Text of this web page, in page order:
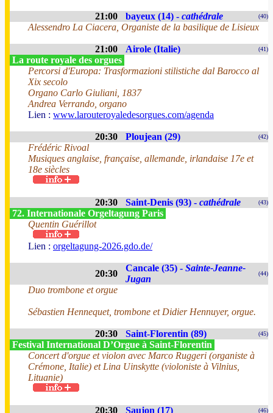
21:00 bayeux (14) - cathédrale (40)
Alessendro La Ciacera, Organiste de la basilique de Lisieux
21:00 Airole (Italie) (41)
La route royale des orgues
Percorsi d'Europa: Trasformazioni stilistiche dal Barocco al
Xix secolo
Organo Carlo Giuliani, 1837
Andrea Verrando, organo
Lien : www.larouteroyaledesorgues.com/agenda
20:30 Ploujean (29) (42)
Frédéric Rivoal
Musiques anglaise, française, allemande, irlandaise 17e et
18e siècles
20:30 Saint-Denis (93) - cathédrale (43)
72. Internationale Orgeltagung Paris
Quentin Guérillot
Lien : orgeltagung-2026.gdo.de/
20:30
Cancale (35) - Sainte-Jeanne-
Jugan
(44)
Duo trombone et orgue
Sébastien Hennequet, trombone et Didier Hennuyer, orgue.
20:30 Saint-Florentin (89) (45)
Festival International D’Orgue à Saint-Florentin
Concert d'orgue et violon avec Marco Ruggeri (organiste à
Crémone, Italie) et Lina Uinskytte (violoniste à Vilnius,
Lituanie)
20:30 Saujon (17) (46)